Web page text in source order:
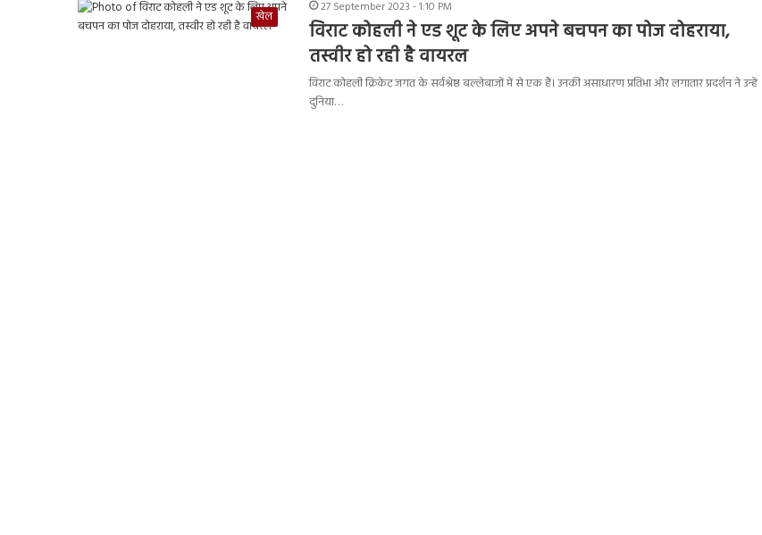
खेल
27 September 2023 - 1:10 PM
विराट कोहली ने एड शूट के लिए अपने बचपन का पोज दोहराया,
तस्वीर हो रही है वायरल
विराट कोहली क्रिकेट जगत के सर्वश्रेष्ठ बल्लेबाजों में से एक हैं। उनकी असाधारण प्रतिभा और लगातार प्रदर्शन ने उन्हें
दुनिया…